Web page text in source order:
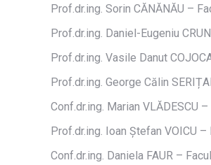
Prof.dr.ing. Sorin CĂNĂNĂU –
Prof.dr.ing. Daniel-Eugeniu
Prof.dr.ing. Vasile Danut
Prof.dr.ing. George Călin
Conf.dr.ing. Marian VLĂDESCU
Prof.dr.ing. Ioan Ștefan VOICU
Conf.dr.ing. Daniela FAUR –